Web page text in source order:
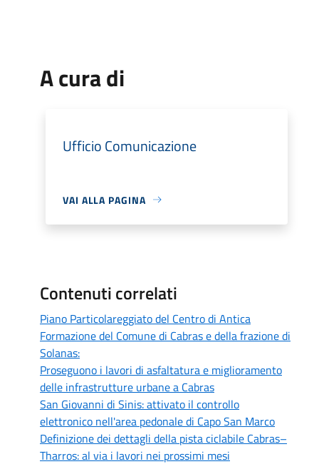
A cura di
Ufficio Comunicazione
VAI ALLA PAGINA
Contenuti correlati
Piano Particolareggiato del Centro di Antica
Formazione del Comune di Cabras e della frazione di
Solanas:
Proseguono i lavori di asfaltatura e miglioramento
delle infrastrutture urbane a Cabras
San Giovanni di Sinis: attivato il controllo
elettronico nell'area pedonale di Capo San Marco
Definizione dei dettagli della pista ciclabile Cabras–
Tharros: al via i lavori nei prossimi mesi